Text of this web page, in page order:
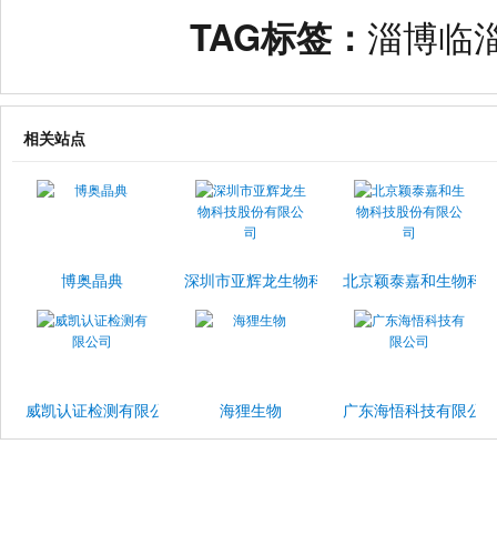
TAG标签： 淄博临
相关站点
博奥晶典 深圳市亚辉龙生物科技股份有限公司
北京颖泰嘉和生物科
威凯认证检测有限公司 海狸生物 广东海悟科技有限公司